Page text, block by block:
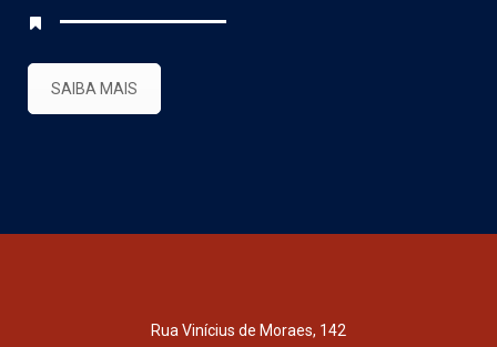
SAIBA MAIS
Rua Vinícius de Moraes, 142